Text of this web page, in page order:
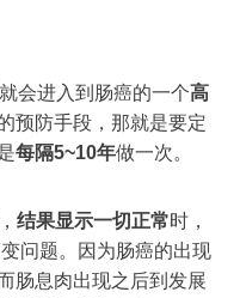
就会进入到肠癌的一个高
预防手段，那就是要定
每隔5~10年做一次。
结果显示一切正常时，
问题。因为肠癌的出现
肠息肉出现之后到发展